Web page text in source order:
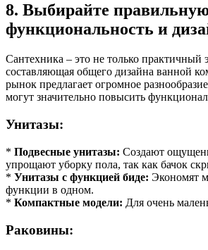
8. Выбирайте
функциональность и
Сантехника – это не только практичный
составляющая общего дизайна ванной
рынок предлагает огромное
могут значительно повысить
Унитазы:
* Подвесные унитазы: Создают
упрощают уборку пола, так как бачок
* Унитазы с функцией биде: Экономят
функции в одном.
* Компактные модели: Для очень
Раковины: